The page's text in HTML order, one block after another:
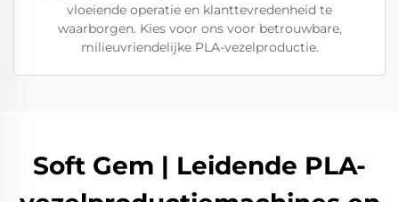
vloeiende operatie en klanttevredenheid te
waarborgen. Kies voor ons voor betrouwbare,
milieuvriendelijke PLA-vezelproductie.
Soft Gem | Leidende PLA-